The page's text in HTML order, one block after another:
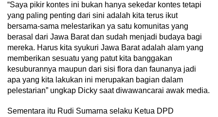
“Saya pikir kontes ini bukan hanya sekedar kontes tetapi
yang paling penting dari sini adalah kita terus ikut
bersama-sama melestarikan ya satu komunitas yang
berasal dari Jawa Barat dan sudah menjadi budaya bagi
mereka. Harus kita syukuri Jawa Barat adalah alam yang
memberikan sesuatu yang patut kita banggakan
kesuburannya maupun dari sisi flora dan faunanya jadi
apa yang kita lakukan ini merupakan bagian dalam
pelestarian” ungkap Dicky saat diwawancarai awak media.
Sementara itu Rudi Sumarna selaku Ketua DPD